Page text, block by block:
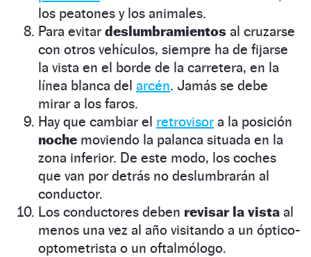
los peatones y los animales.
Para evitar deslumbramientos al cruzarse
con otros vehículos, siempre ha de fijarse
la vista en el borde de la carretera, en la
línea blanca del arcén. Jamás se debe
mirar a los faros.
Hay que cambiar el retrovisor a la posición
noche moviendo la palanca situada en la
zona inferior. De este modo, los coches
que van por detrás no deslumbrarán al
conductor.
Los conductores deben revisar la vista al
menos una vez al año visitando a un óptico-
optometrista o un oftalmólogo.